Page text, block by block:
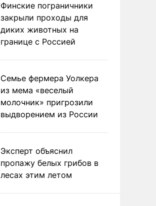
Финские пограничники
закрыли проходы для
диких животных на
границе с Россией
Семье фермера Уолкера
из мема «веселый
молочник» пригрозили
выдворением из России
Эксперт объяснил
пропажу белых грибов в
лесах этим летом